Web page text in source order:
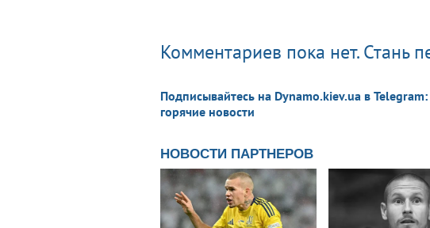
Комментариев пока нет. Стань
Подписывайтесь на Dynamo.kiev.ua в
горячие новости